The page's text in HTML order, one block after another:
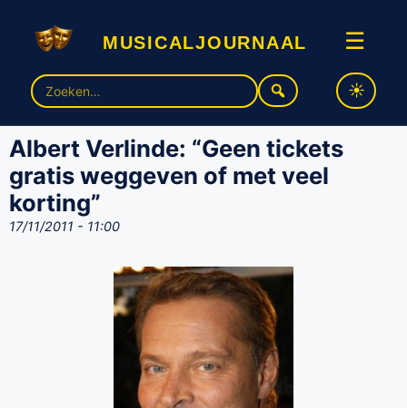
musicaljournaal ☰
Zoek
naar:
Albert Verlinde: “Geen tickets
gratis weggeven of met veel
korting”
17/11/2011 - 11:00